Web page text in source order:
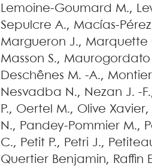
Lemoine-Goumard M.,
Sepulcre A., Macías-Pérez
Margueron J., Marquette
Masson S., Maurogordato
Deschênes M. -A., Montier
Nesvadba N., Nezan J. -F.
P., Oertel M., Olive Xavier,
N., Pandey-Pommier M.,
C., Petit P., Petri J.,
Quertier Benjamin, Raffin